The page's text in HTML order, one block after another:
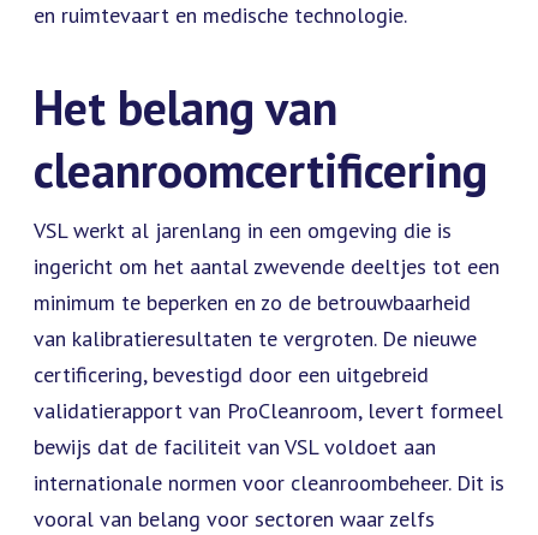
en ruimtevaart en medische technologie.
Het belang van
cleanroomcertificering
VSL werkt al jarenlang in een omgeving die is
ingericht om het aantal zwevende deeltjes tot een
minimum te beperken en zo de betrouwbaarheid
van kalibratieresultaten te vergroten. De nieuwe
certificering, bevestigd door een uitgebreid
validatierapport van ProCleanroom, levert formeel
bewijs dat de faciliteit van VSL voldoet aan
internationale normen voor cleanroombeheer. Dit is
vooral van belang voor sectoren waar zelfs